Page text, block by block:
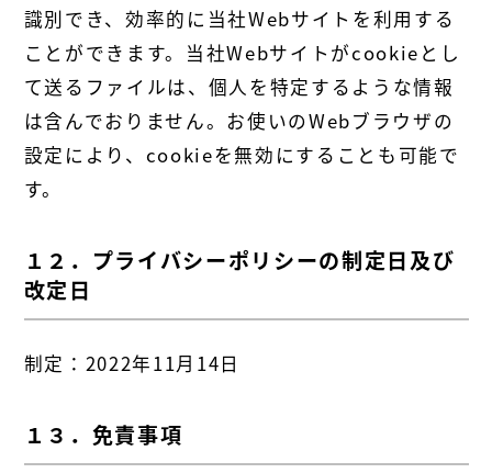
識別でき、効率的に当社Webサイトを利用する
ことができます。当社Webサイトがcookieとし
て送るファイルは、個人を特定するような情報
は含んでおりません。お使いのWebブラウザの
設定により、cookieを無効にすることも可能で
す。
１２．プライバシーポリシーの制定日及び
改定日
制定：2022年11月14日
１３．免責事項